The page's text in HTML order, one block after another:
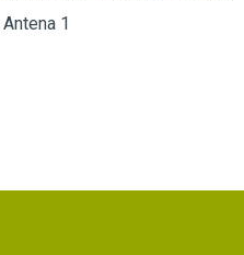
Antena 1